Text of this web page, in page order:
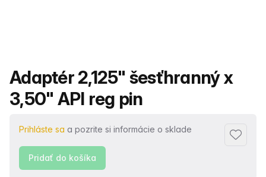
Názov produktu
Adaptér 2,125" šesťhranný x
3,50" API reg pin
Prihláste sa a pozrite si informácie o sklade
Pridať
Pridať do košíka